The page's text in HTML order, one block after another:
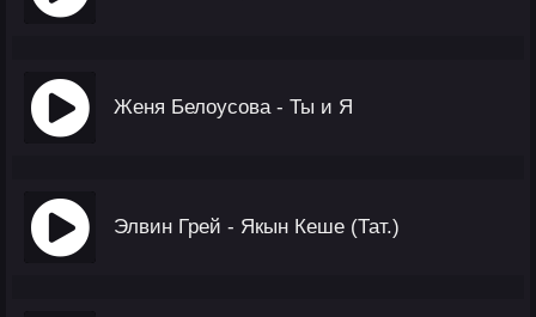
Женя Белоусова - Ты и Я
Элвин Грей - Якын Кеше (Тат.)